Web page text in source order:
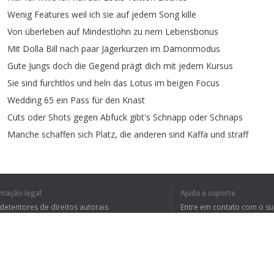
Wenig Features weil ich sie auf jedem Song kille
Von überleben auf Mindestlohn zu nem Lebensbonus
Mit Dolla Bill nach paar Jägerkurzen im Dämonmodus
Gute Jungs doch die Gegend prägt dich mit jedem Kursus
Sie sind furchtlos und heln das Lotus im beigen Focus
Wedding 65 ein Pass für den Knast
Cuts oder Shots gegen Abfuck gibt's Schnapp oder Schnaps
Manche schaffen sich Platz, die anderen sind Kaffa und straff
1
legal
detentores de direitos autorais
Ajuda e suporte
Entre em contato com o